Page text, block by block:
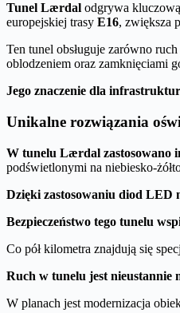
Tunel Lærdal odgrywa
europejskiej trasy E16, zwiększa
Ten tunel obsługuje zarówno
oblodzeniem oraz zamknięciami
Jego znaczenie dla
Unikalne rozwiązania
W tunelu Lærdal zastosowano
podświetlonymi na niebiesko-
Dzięki zastosowaniu diod LED
Bezpieczeństwo tego tunelu
Co pół kilometra znajdują się
Ruch w tunelu jest nieustannie
W planach jest modernizacja